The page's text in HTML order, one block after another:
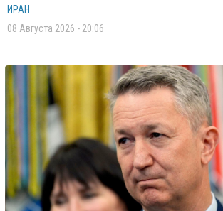
ИРАН
08 Августа 2026 - 20:06